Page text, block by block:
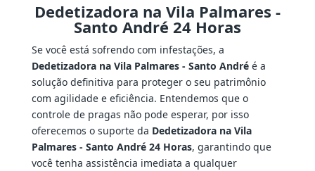
Dedetizadora na Vila Palmares -
Santo André 24 Horas
Se você está sofrendo com infestações, a
Dedetizadora na Vila Palmares - Santo Andréé a
solução definitiva para proteger o seu patrimônio
com agilidade e eficiência. Entendemos que o
controle de pragas não pode esperar, por isso
oferecemos o suporte da Dedetizadora na Vila
Palmares - Santo André 24 Horas, garantindo que
você tenha assistência imediata a qualquer